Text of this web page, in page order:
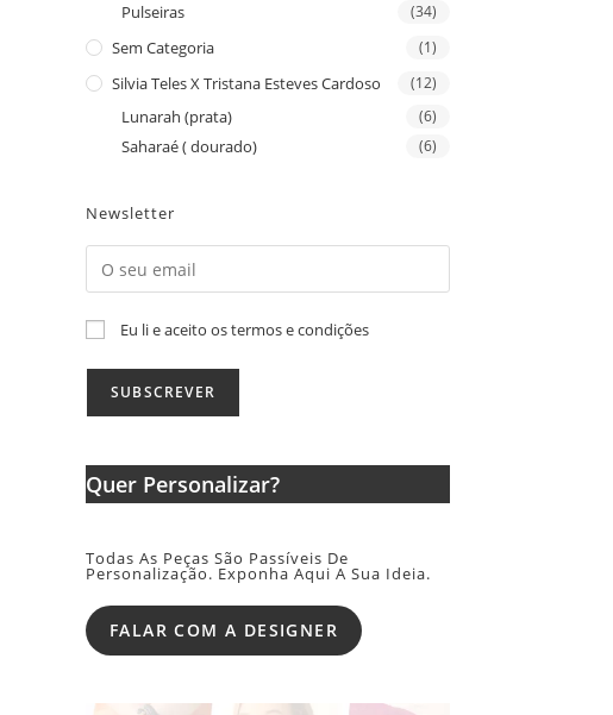
Pulseiras (34)
Sem Categoria (1)
Silvia Teles X Tristana Esteves Cardoso (12)
Lunarah (prata) (6)
Saharaé ( dourado) (6)
Newsletter
Eu li e aceito os termos e condições
Quer Personalizar?
Todas As Peças São Passíveis De
Personalização. Exponha Aqui A Sua Ideia.
FALAR COM A DESIGNER